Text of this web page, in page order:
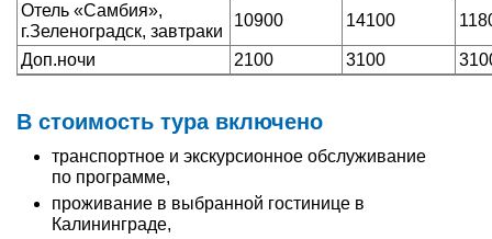
Отель «Самбия»,
г.Зеленоградск, завтраки
10900 14100
Доп.ночи 2100 3100
В стоимость тура включено
транспортное и экскурсионное обслуживание
по программе,
проживание в выбранной гостинице в
Калининграде,